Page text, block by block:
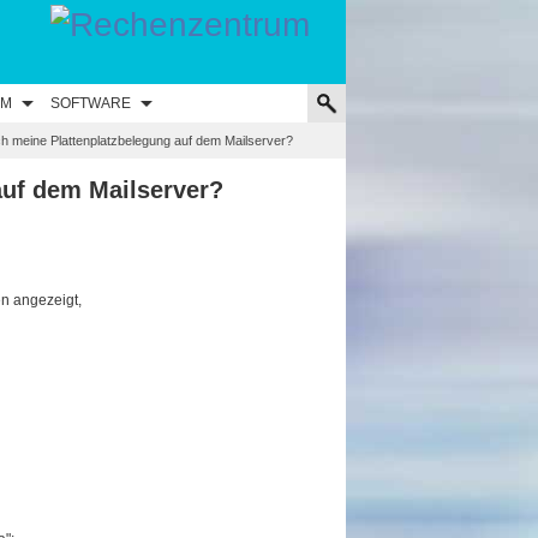
SOFTWARE
meine Plattenplatzbelegung auf dem Mailserver?
dem Mailserver?
angezeigt,